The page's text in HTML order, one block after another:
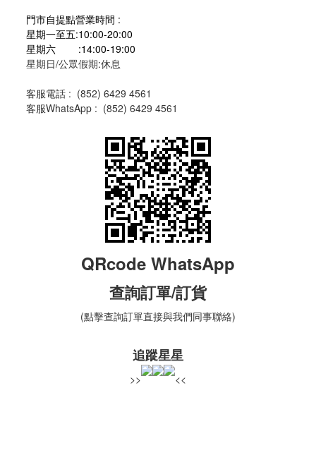
門市自提點營業時間 :
星期一至五:10:00-20:00
星期六 :14:00-19:00
星期日/公眾假期:休息
客服電話 : (852) 6429 4561
客服WhatsApp : (852) 6429 4561
QRcode WhatsApp
查詢訂單/訂貨
(點擊查詢訂單直接與我們同事聯絡)
追蹤星星
>> <<